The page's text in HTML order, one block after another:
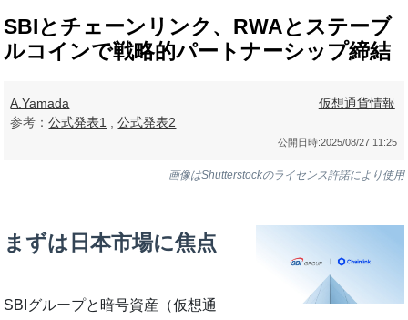
SBIとチェーンリンク、RWAとステーブ
ルコインで戦略的パートナーシップ締結
A.Yamada
参考：公式発表1 ,公式発表2
仮想通貨情報
公開日時:2025/08/27 11:25
画像はShutterstockのライセンス許諾により使用
まずは日本市場に焦点
SBIグループと暗号資産（仮想通